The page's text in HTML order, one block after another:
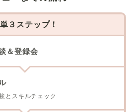
３ステップ！
＆登録会
とスキルチェック